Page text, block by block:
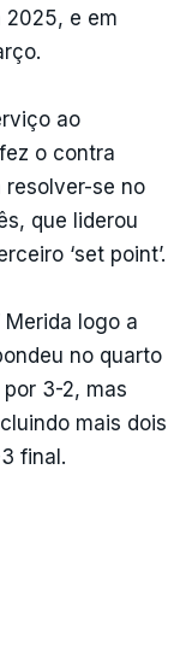
2025, e em
ao
o contra
resolver-se no
que liderou
‘set point’.
Merida logo a
no quarto
3-2, mas
mais dois
final.